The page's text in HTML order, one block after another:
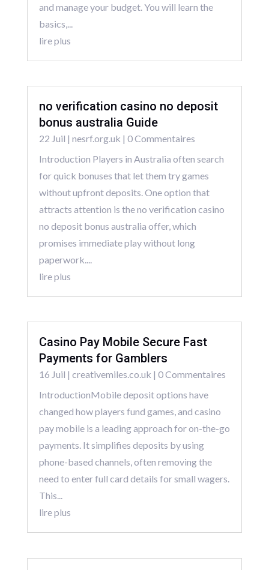
and manage your budget. You will learn the
basics,...
lire plus
no verification casino no deposit
bonus australia Guide
22 Juil | nesrf.org.uk | 0 Commentaires
Introduction Players in Australia often search
for quick bonuses that let them try games
without upfront deposits. One option that
attracts attention is the no verification casino
no deposit bonus australia offer, which
promises immediate play without long
paperwork....
lire plus
Casino Pay Mobile Secure Fast
Payments for Gamblers
16 Juil | creativemiles.co.uk | 0 Commentaires
IntroductionMobile deposit options have
changed how players fund games, and casino
pay mobile is a leading approach for on-the-go
payments. It simplifies deposits by using
phone-based channels, often removing the
need to enter full card details for small wagers.
This...
lire plus